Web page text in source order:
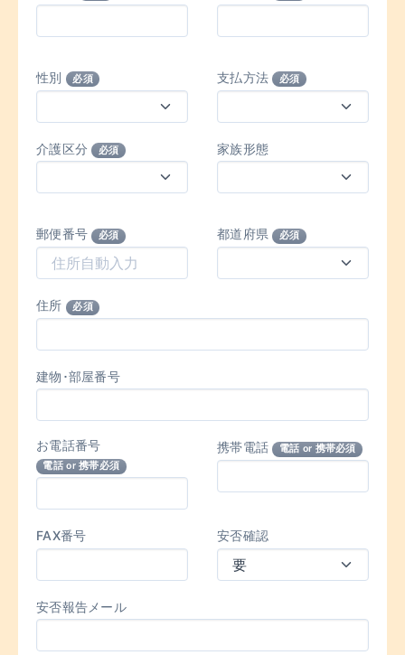
性別 必須 支払方法 必須
介護区分 必須 家族形態
郵便番号 必須 都道府県 必須
住所 必須
建物･部屋番号
お電話番号
電話 or 携帯必須
携帯電話 電話 or 携帯必須
FAX番号 安否確認
安否報告メール